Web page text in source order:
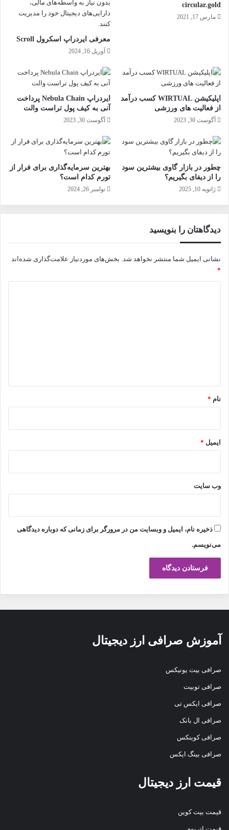
circular.gold
مارس 17, 2021
معرفی ایردراپ اسکرول Scroll
آوریل 16, 2024
اپلیکیشن WIRTUAL کسب درآمد
از فعالیت های ورزشی
آگوست 30, 2023
ایردراپ Nebula Chain پرداخت
آنی به کیف پول تراست والت
آگوست 30, 2023
چطور در بازار گاوی بیشترین سود
را از دیفای بگیریم؟
ژانویه 10, 2025
بهترین سرمایه‌گذاری برای فرار از
تورم کدام است؟
نوامبر 26, 2024
دیدگاهتان را بنویسید
نشانی ایمیل شما منتشر نخواهد شد. بخش‌های موردنیاز علامت‌گذاری شده‌اند
*
نام *
ایمیل *
وب‌ سایت
ذخیره نام، ایمیل و وبسایت من در مرورگر برای زمانی که دوباره دیدگاهی
می‌نویسم.
آموزش صرافی ارز دیجیتال
صرافی بیت یونیکس
صرافی توبیت
صرافی ایکس تی
صرافی ال بانک
صرافی کوینکس
صرافی بینگ ایکس
قیمت ارز دیجیتال
قیمت بیت کوین